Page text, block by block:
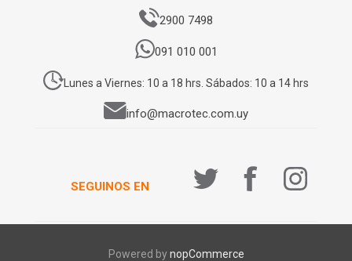
2900 7498
091 010 001
Lunes a Viernes: 10 a 18 hrs. Sábados: 10 a 14 hrs
info@macrotec.com.uy
SEGUINOS EN
Powered bynopCommerce